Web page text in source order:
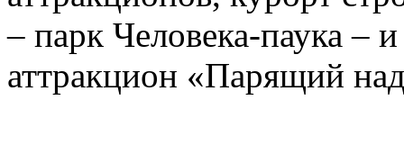
– парк Человека-паука –
аттракцион «Парящий